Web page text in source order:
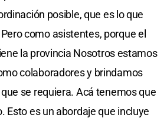
posible, que es lo que
como asistentes, porque el
la provincia Nosotros estamos
colaboradores y brindamos
se requiera. Acá tenemos que
Esto es un abordaje que incluye